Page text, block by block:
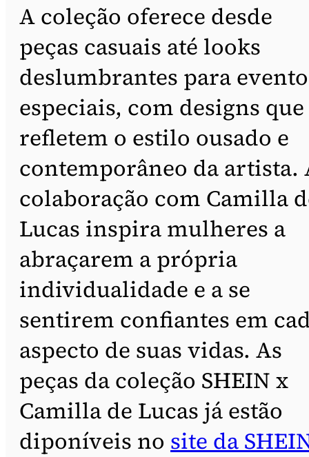
A coleção oferece desde
peças casuais até looks
deslumbrantes para
especiais, com designs que
refletem o estilo ousado e
contemporâneo da artista.
colaboração com Camilla
Lucas inspira mulheres a
abraçarem a própria
individualidade e a se
sentirem confiantes em
aspecto de suas vidas. As
peças da coleção SHEIN x
Camilla de Lucas já estão
diponíveis no site da